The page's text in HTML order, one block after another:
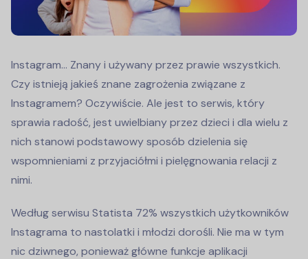
Instagram… Znany i używany przez prawie wszystkich.
Czy istnieją jakieś znane zagrożenia związane z
Instagramem? Oczywiście. Ale jest to serwis, który
sprawia radość, jest uwielbiany przez dzieci i dla wielu z
nich stanowi podstawowy sposób dzielenia się
wspomnieniami z przyjaciółmi i pielęgnowania relacji z
nimi.
Według serwisu Statista 72% wszystkich użytkowników
Instagrama to nastolatki i młodzi dorośli. Nie ma w tym
nic dziwnego, ponieważ główne funkcje aplikacji